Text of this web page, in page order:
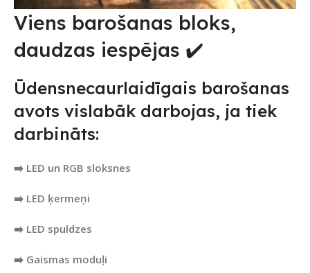
Viens barošanas bloks,
daudzas iespējas ✔️
Ūdensnecaurlaidīgais barošanas
avots vislabāk darbojas, ja tiek
darbināts:
➡️ LED un RGB sloksnes
➡️ LED ķermeņi
➡️ LED spuldzes
➡️ Gaismas moduļi